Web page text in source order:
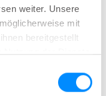
weiter. Unsere
mit
bereitgestellt
Nutzung der Dienste